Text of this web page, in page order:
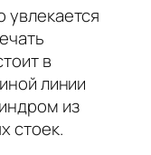
увлекается
в
линии
из
стоек.